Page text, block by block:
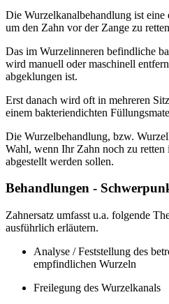
Die Wurzelkanalbehandlung ist eine
um den Zahn vor der Zange zu
Das im Wurzelinneren befindliche
wird manuell oder maschinell
abgeklungen ist.
Erst danach wird oft in mehreren
einem bakteriendichten
Die Wurzelbehandlung, bzw.
Wahl, wenn Ihr Zahn noch zu retten
abgestellt werden sollen.
Behandlungen -
Zahnersatz umfasst u.a. folgende
ausführlich erläutern.
Analyse / Feststellung des
empfindlichen Wurzeln
Freilegung des Wurzelkanals